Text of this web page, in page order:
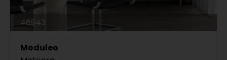
46943
Moduleo